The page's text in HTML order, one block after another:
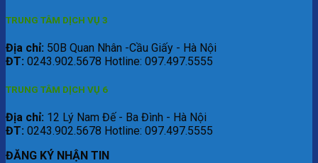
TRUNG TÂM DỊCH VỤ 3
Địa chỉ: 50B Quan Nhân -Cầu Giấy - Hà Nội
ĐT: 0243.902.5678 Hotline: 097.497.5555
TRUNG TÂM DỊCH VỤ 6
Địa chỉ: 12 Lý Nam Đế - Ba Đình - Hà Nội
ĐT: 0243.902.5678 Hotline: 097.497.5555
ĐĂNG KÝ NHẬN TIN